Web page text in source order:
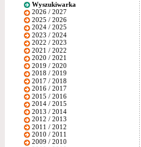
Wyszukiwarka
2026 / 2027
2025 / 2026
2024 / 2025
2023 / 2024
2022 / 2023
2021 / 2022
2020 / 2021
2019 / 2020
2018 / 2019
2017 / 2018
2016 / 2017
2015 / 2016
2014 / 2015
2013 / 2014
2012 / 2013
2011 / 2012
2010 / 2011
2009 / 2010